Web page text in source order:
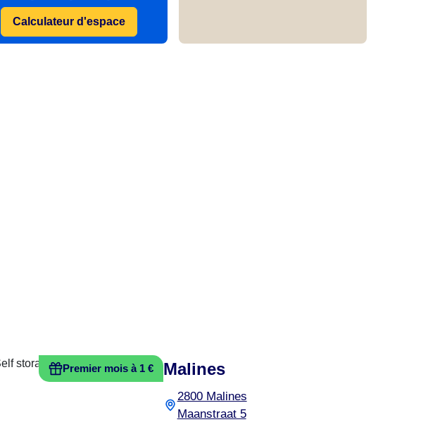
Calculateur d'espace
Premier mois à 1 € Malines
2800 Malines
Maanstraat 5